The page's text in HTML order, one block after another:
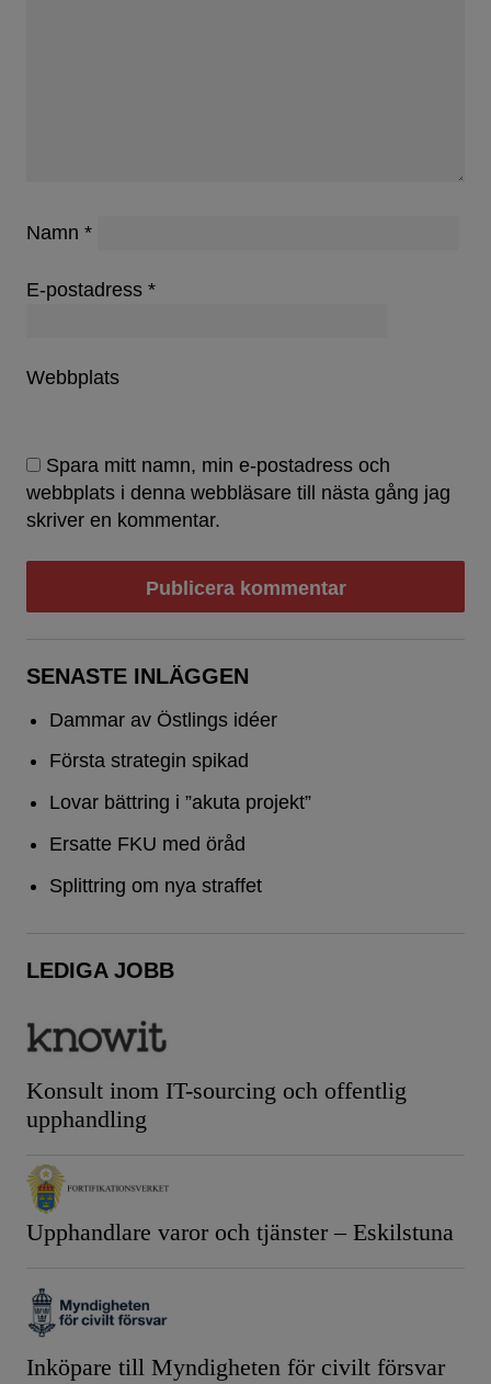
Namn *
E-postadress *
Webbplats
Spara mitt namn, min e-postadress och
webbplats i denna webbläsare till nästa gång jag
skriver en kommentar.
SENASTE INLÄGGEN
Dammar av Östlings idéer
Första strategin spikad
Lovar bättring i ”akuta projekt”
Ersatte FKU med öråd
Splittring om nya straffet
LEDIGA JOBB
Konsult inom IT-sourcing och offentlig
upphandling
Upphandlare varor och tjänster – Eskilstuna
Inköpare till Myndigheten för civilt försvar